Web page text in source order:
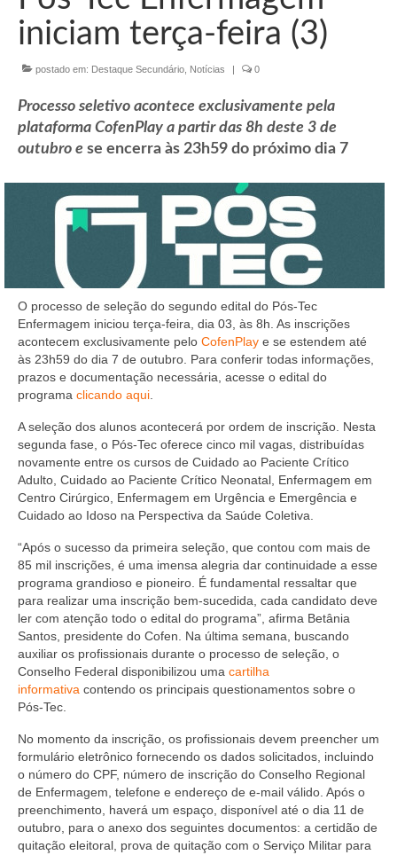
Conselheiros e Diretoria
Câmaras Técnicas
Carta de Serviços ao Cidadão
Governança
Transparência e Prestação de Contas
Eleições Triênio 2027-2029
Eleições 2023
Eleições Anteriores
Agenda do presidente
Editais e licitação
Eleições
Fiscalização
Responsabilidade Técnica
Legislações
Decisões
Portarias
Resoluções
Desagravo Público
Censura Pública
Suspensão do Exercício Profissional
Para Você
iniciam terça-feira (3)
postado em: Destaque Secundário Notícias | 0
Processo seletivo acontece exclusivamente pela
plataforma CofenPlay a partir das 8h deste 3 de
outubro e se encerra às 23h59 do próximo dia 7
O processo de seleção do segundo edital do Pós-Tec
Enfermagem iniciou terça-feira, dia 03, às 8h. As inscrições
acontecem exclusivamente pelo CofenPlay e se estendem até
às 23h59 do dia 7 de outubro. Para conferir todas informações,
prazos e documentação necessária, acesse o edital do
programa clicando aqui
A seleção dos alunos acontecerá por ordem de inscrição. Nesta
segunda fase, o Pós-Tec oferece cinco mil vagas, distribuídas
novamente entre os cursos de Cuidado ao Paciente Crítico
Adulto, Cuidado ao Paciente Crítico Neonatal, Enfermagem em
Centro Cirúrgico, Enfermagem em Urgência e Emergência e
Cuidado ao Idoso na Perspectiva da Saúde Coletiva.
“Após o sucesso da primeira seleção, que contou com mais de
85 mil inscrições, é uma imensa alegria dar continuidade a esse
programa grandioso e pioneiro. É fundamental ressaltar que
para realizar uma inscrição bem-sucedida, cada candidato deve
ler com atenção todo o edital do programa”, afirma Betânia
Santos, presidente do Cofen. Na última semana, buscando
auxiliar os profissionais durante o processo de seleção, o
Conselho Federal disponibilizou uma cartilha
informativa contendo os principais questionamentos sobre o
Pós-Tec.
No momento da inscrição, os profissionais devem preencher um
formulário eletrônico fornecendo os dados solicitados, incluindo
o número do CPF, número de inscrição do Conselho Regional
de Enfermagem, telefone e endereço de e-mail válido. Após o
preenchimento, haverá um espaço, disponível até o dia 11 de
outubro, para o anexo dos seguintes documentos: a certidão de
quitação eleitoral, prova de quitação com o Serviço Militar para